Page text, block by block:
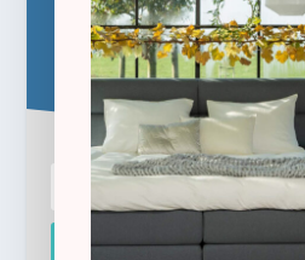
Blijf op de
Schrijf u hier in voor de